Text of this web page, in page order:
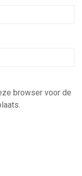
browser voor de